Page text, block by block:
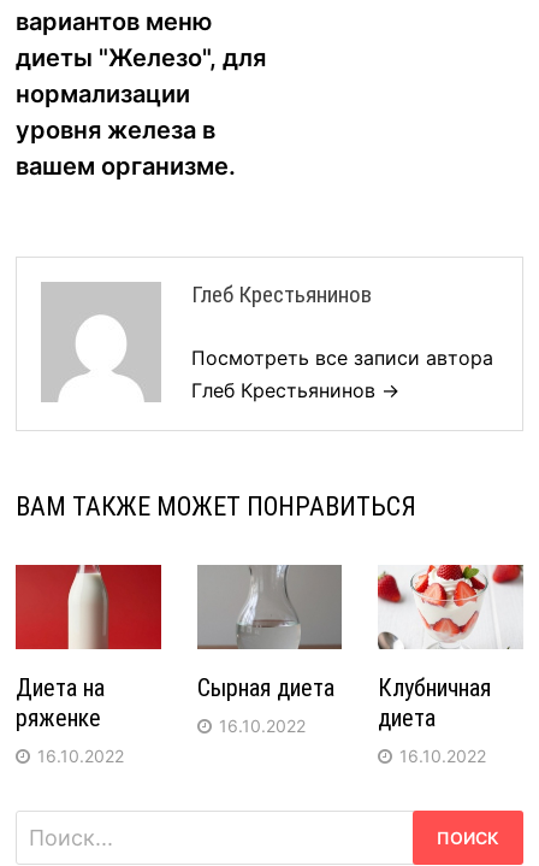
записям
вариантов меню
диеты "Железо", для
нормализации
уровня железа в
вашем организме.
Глеб Крестьянинов
Посмотреть все записи автора
Глеб Крестьянинов →
ВАМ ТАКЖЕ МОЖЕТ ПОНРАВИТЬСЯ
Диета на
ряженке
16.10.2022
Сырная диета
16.10.2022
Клубничная
диета
16.10.2022
Найти: